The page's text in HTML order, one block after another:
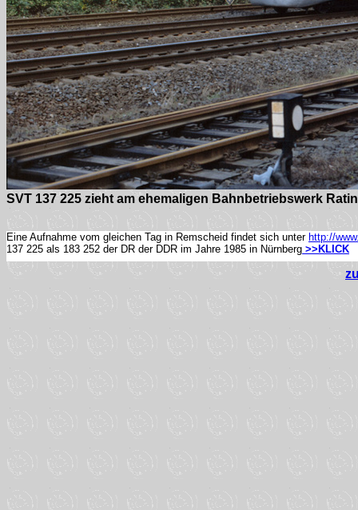
SVT 137 225 zieht am ehemaligen Bahnbetriebswerk
Eine Aufnahme vom gleichen Tag in Remscheid findet sich unter http://
137 225 als 183 252 der DR der DDR im Jahre 1985 in Nürnberg >>KLICK